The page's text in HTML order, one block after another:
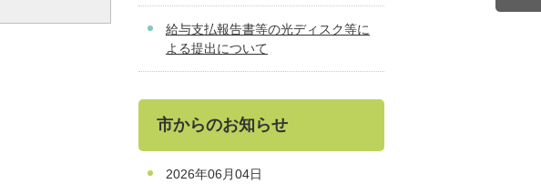
給与支払報告書等の光ディスク等に
よる提出について
市からのお知らせ
2026年06月04日